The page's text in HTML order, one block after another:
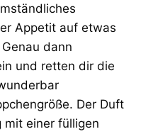
Appetit auf etwas
dann
und retten dir die
Der Duft
einer fülligen